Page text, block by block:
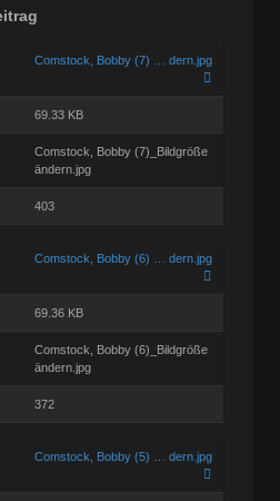
Comstock, Bobby (7) … dern.jpg
69.33 KB
Comstock, Bobby (7)_Bildgröße
ändern.jpg
403
Comstock, Bobby (6) … dern.jpg
69.36 KB
Comstock, Bobby (6)_Bildgröße
ändern.jpg
372
Comstock, Bobby (5) … dern.jpg